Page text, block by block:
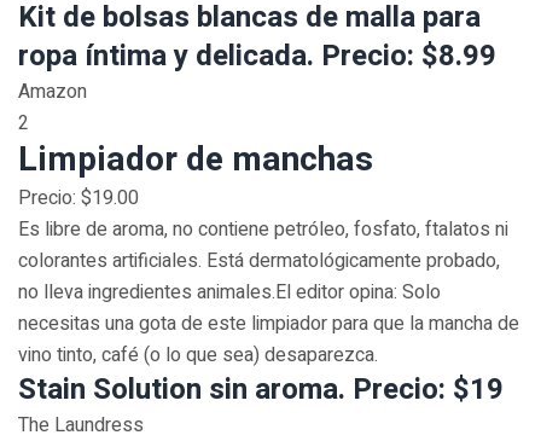
Kit de bolsas blancas de malla para
ropa íntima y delicada. Precio: $8.99
Amazon
2
Limpiador de manchas
Precio: $19.00
Es libre de aroma, no contiene petróleo, fosfato, ftalatos ni
colorantes artificiales. Está dermatológicamente probado,
no lleva ingredientes animales.El editor opina: Solo
necesitas una gota de este limpiador para que la mancha de
vino tinto, café (o lo que sea) desaparezca.
Stain Solution sin aroma. Precio: $19
The Laundress